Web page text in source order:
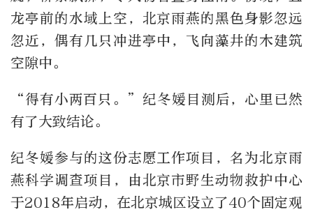
龙亭前的水域上空，北京雨燕的黑色身影忽远
忽近，偶有几只冲进亭中，飞向藻井的木建筑
空隙中。
“得有小两百只。”纪冬媛目测后，心里已然
有了大致结论。
纪冬媛参与的这份志愿工作项目，名为北京雨
燕科学调查项目，由北京市野生动物救护中心
于2018年启动，在北京城区设立了40个固定观